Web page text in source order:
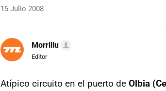
15 Julio 2008
Morrillu
Editor
Atípico circuito en el puerto de Olbia